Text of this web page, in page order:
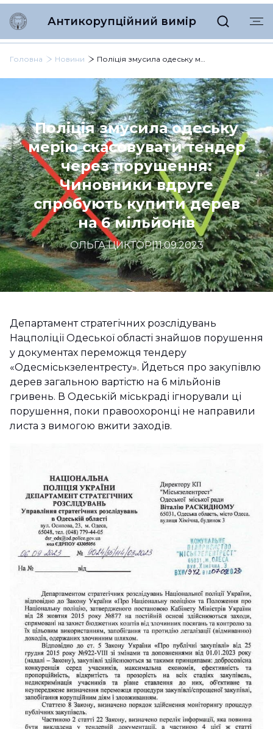
Антикорупційний вимір
Головна Новини Поліція змусила одеську мерію скасовувати тендер через порушення: Чиновники вдруге спробують купити дерев на 6 мільйонів
Поліція змусила одеську
мерію скасовувати тендер
через порушення:
Чиновники вдруге
спробують купити дерев
на 6 мільйонів
ОЛЬГА ЦИКТОР|11.09.2023
Департамент стратегічних розслідувань
Нацполіції Одеської області знайшов порушення
у документах переможця тендеру
«Одесміськзелентресту». Йдеться про закупівлю
дерев загальною вартістю на 6 мільйонів
гривень. В Одеській міськраді ігнорували ці
порушення, поки правоохоронці не направили
листа з вимогою вжити заходів.